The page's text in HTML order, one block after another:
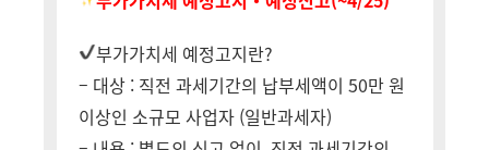
부가가치세 예정고지란?
– 대상 : 직전 과세기간의 납부세액이 50만 원
이상인 소규모 사업자 (일반과세자)